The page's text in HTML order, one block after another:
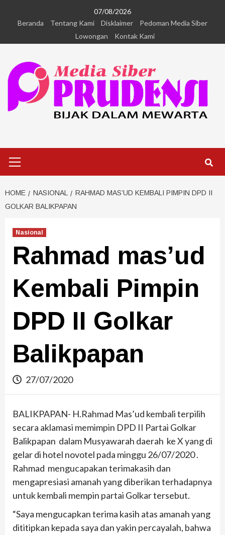
07/08/2026
Beranda
Tentang Kami Disklaimer
Pedoman Media Siber
Lowongan
Kontak Kami
HOME NASIONAL
RAHMAD MAS’UD KEMBALI PIMPIN DPD II
GOLKAR BALIKPAPAN
Nasional
Rahmad mas’ud
Kembali Pimpin
DPD II Golkar
Balikpapan
27/07/2020
BALIKPAPAN- H.Rahmad Mas’ud kembali terpilih
secara aklamasi memimpin DPD II Partai Golkar
Balikpapan dalam Musyawarah daerah ke X yang di
gelar di hotel novotel pada minggu 26/07/2020 .
Rahmad mengucapakan terimakasih dan
mengapresiasi amanah yang diberikan terhadapnya
untuk kembali mempin partai Golkar tersebut.
“Saya mengucapkan terima kasih atas amanah yang
dititipkan kepada saya dan yakin percayalah, bahwa